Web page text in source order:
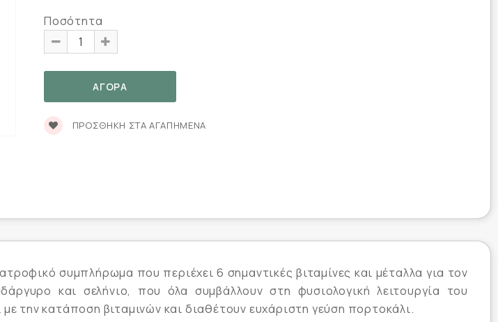
Ποσότητα
ΠΡΟΣΘΉΚΗ ΣΤΑ ΑΓΑΠΗΜΈΝΑ
συμπλήρωμα που περιέχει 6 σημαντικές βιταμίνες και μέταλλα για τον
και σελήνιο, που όλα συμβάλλουν στη φυσιολογική λειτουργία του
την κατάποση βιταμινών και διαθέτουν ευχάριστη γεύση πορτοκάλι.